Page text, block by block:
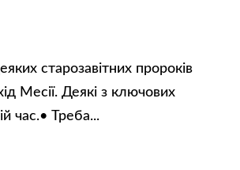
старозавітних пророків
Месії. Деякі з ключових
час.• Треба...